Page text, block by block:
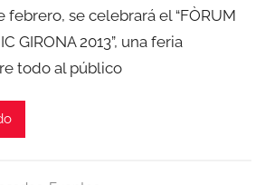
febrero, se celebrará el “FÒRUM
GIRONA 2013”, una feria
todo al público